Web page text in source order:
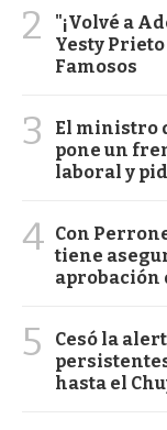
2
"¡Volvé a
Yesty
Famosos
3
El ministro
pone un
laboral y
4 Con
tiene
aprobación
5
Cesó la
hasta el